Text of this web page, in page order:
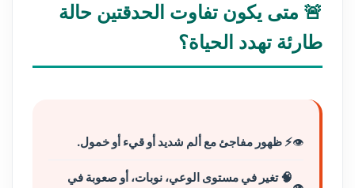
🚨 متى يكون تفاوت الحدقتين حالة
طارئة تهدد الحياة؟
⚡ ظهور مفاجئ مع ألم شديد أو قيء أو خمول.
🧠 تغير في مستوى الوعي، نوبات، أو صعوبة في